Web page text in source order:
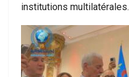
institutions multilatérales.